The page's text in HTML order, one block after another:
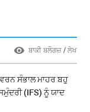
ਬਾਕੀ ਬਲੌਗਜ਼ / ਲੇਖ
ਸੰਭਾਲ ਮਾਹਰ ਬਹੁ
(IFS) ਨੂੰ ਯਾਦ